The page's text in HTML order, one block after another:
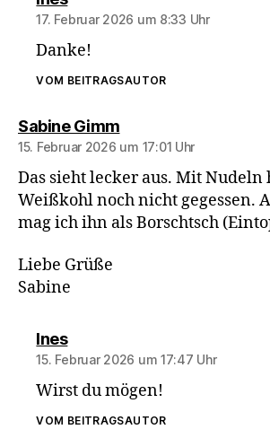
17. Februar 2026 um 8:33 Uhr
Danke!
VOM BEITRAGSAUTOR
Sabine Gimmsagt:
15. Februar 2026 um 17:01 Uhr
Das sieht lecker aus. Mit Nudeln
Weißkohl noch nicht gegessen.
mag ich ihn als Borschtsch
Liebe Grüße
Sabine
Inessagt:
15. Februar 2026 um 17:47 Uhr
Wirst du mögen!
VOM BEITRAGSAUTOR